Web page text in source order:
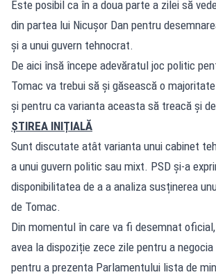
Este posibil ca în a doua parte a zilei să
din partea lui Nicușor Dan pentru
și a unui guvern tehnocrat.
De aici însă începe adevăratul joc politic
Tomac va trebui să și găsească o
și pentru ca varianta aceasta să treacă și
ȘTIREA INIȚIALĂ
Sunt discutate atât varianta unui cabinet
a unui guvern politic sau mixt. PSD și-a
disponibilitatea de a a analiza susținerea
de Tomac.
Din momentul în care va fi desemnat
avea la dispoziție zece zile pentru a
pentru a prezenta Parlamentului lista de